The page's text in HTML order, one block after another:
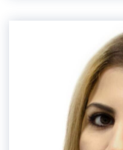
автоматизма и